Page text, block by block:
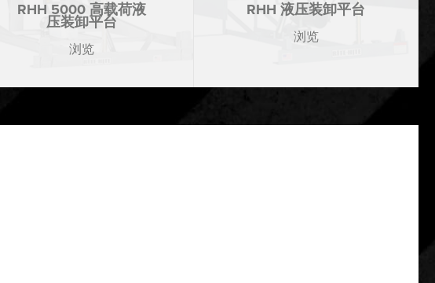
RHH 5000 高载荷液
压装卸平台
浏览
RHH 液压装卸平台
浏览